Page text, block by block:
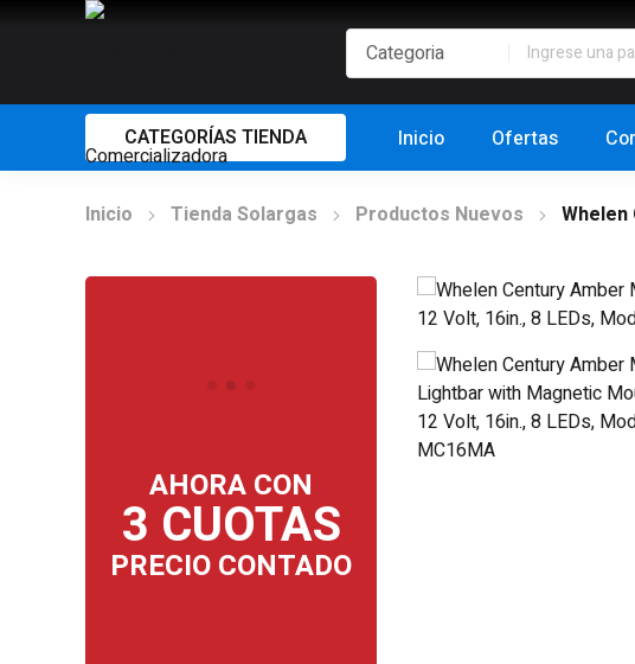
CATEGORÍAS TIENDA Inicio Ofertas
Inicio Tienda Solargas Productos Nuevos Whelen
AHORA CON
3 CUOTAS
PRECIO CONTADO